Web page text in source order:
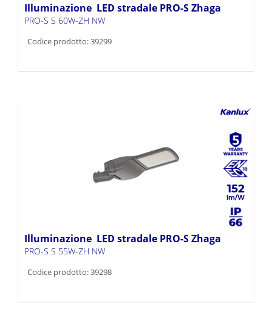
Illuminazione LED stradale PRO-S Zhaga
PRO-S S 60W-ZH NW
Codice prodotto: 39299
152
Illuminazione LED stradale PRO-S Zhaga
PRO-S S 55W-ZH NW
Codice prodotto: 39298